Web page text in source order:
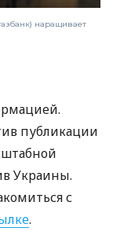
наращивает
публикации
Украины.
с
.